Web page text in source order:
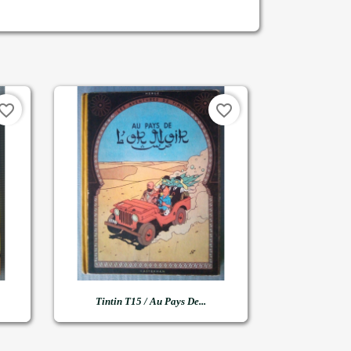
Snel bekijken
Tintin T15 / Au Pays De...
favorite_border